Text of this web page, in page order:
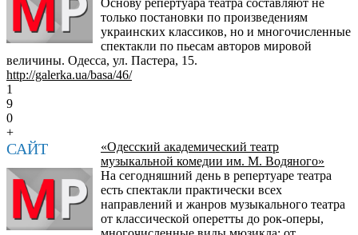
только постановки по произведениям
украинских классиков, но и многочисленные
спектакли по пьесам авторов мировой
величины. Одесса, ул. Пастера, 15.
http://galerka.ua/basa/46/
1
9
0
+
САЙТ
«Одесский академический театр
музыкальной комедии им. М. Водяного»
На сегодняшний день в репертуаре театра
есть спектакли практически всех
направлений и жанров музыкального театра
от классической оперетты до рок-оперы,